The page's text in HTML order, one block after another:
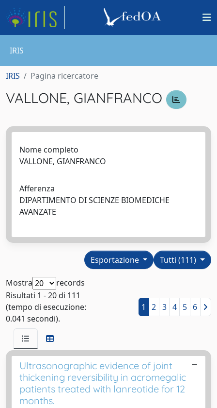
IRIS
IRIS Pagina ricercatore
VALLONE, GIANFRANCO
Nome completo
VALLONE, GIANFRANCO
Afferenza
DIPARTIMENTO DI SCIENZE BIOMEDICHE
AVANZATE
Tutti (111)
Esportazione
Mostra
records
Risultati 1 - 20 di 111
(tempo di esecuzione:
0.041 secondi).
1 2 3 4 5 6
Ultrasonographic evidence of joint
thickening reversibility in acromegalic
patients treated with lanreotide for 12
months.